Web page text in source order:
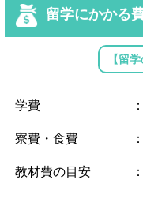
留学にかかる
【留
学費 ：
寮費・食費 ：
教材費の目安 ：